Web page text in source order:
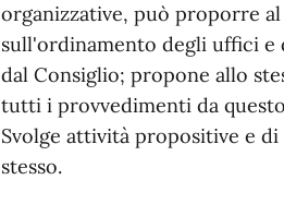
organizzative, può proporre
sull'ordinamento degli uffici
dal Consiglio; propone allo
tutti i provvedimenti da
Svolge attività propositive e
stesso.